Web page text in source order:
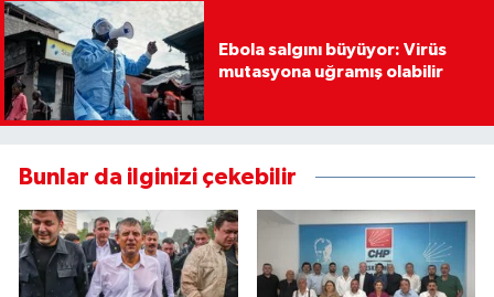
Ebola salgını büyüyor: Virüs
mutasyona uğramış olabilir
Bunlar da ilginizi çekebilir